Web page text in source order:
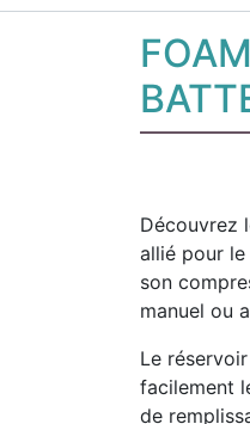
Découvrez
allié pour
son
manuel ou
Le
facilement
de